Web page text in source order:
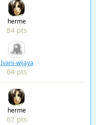
herme
84 pts
Ivani-wijaya
64 pts
herme
67 pts